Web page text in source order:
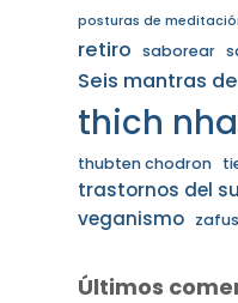
posturas de
retiro saborear
Seis mantras
thich
thubten chodron
trastornos del
veganismo
zafus
Últimos